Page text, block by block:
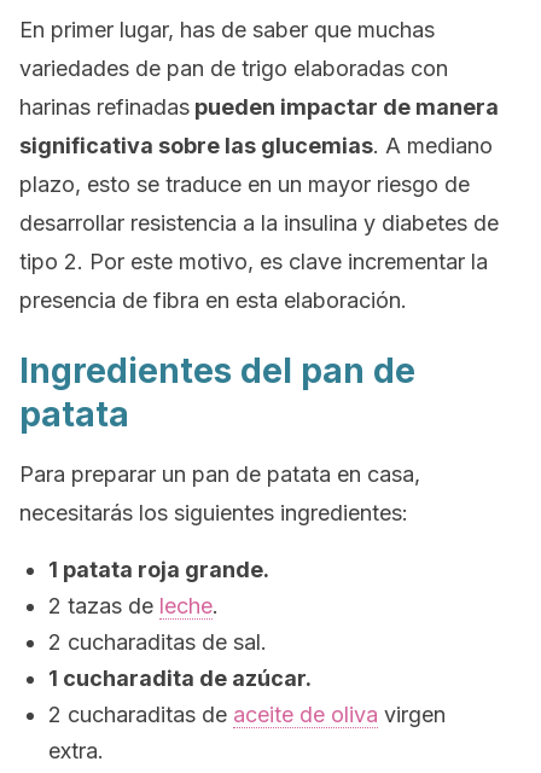
En primer lugar, has de saber que muchas
variedades de pan de trigo elaboradas con
harinas refinadas pueden impactar de manera
significativa sobre las glucemias. A mediano
plazo, esto se traduce en un mayor riesgo de
desarrollar resistencia a la insulina y diabetes de
tipo 2. Por este motivo, es clave incrementar la
presencia de fibra en esta elaboración.
Ingredientes del pan de
patata
Para preparar un pan de patata en casa,
necesitarás los siguientes ingredientes:
1 patata roja grande.
2 tazas de leche.
2 cucharaditas de sal.
1 cucharadita de azúcar.
2 cucharaditas de aceite de oliva virgen
extra.